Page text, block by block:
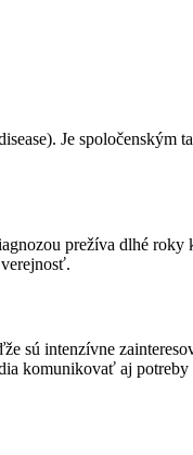
Je spoločenským
prežíva dlhé
sú intenzívne
komunikovať aj